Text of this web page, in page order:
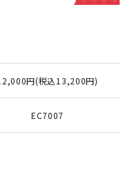
円(税込13,200円)
EC7007